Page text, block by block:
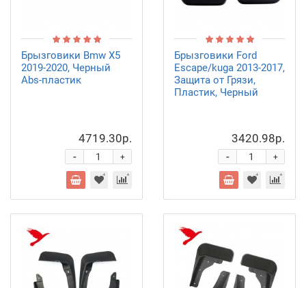
Брызговики Bmw X5
2019-2020, Черный
Abs-пластик
4719.30р.
+
-
Брызговики Ford
Escape/kuga 2013-2017,
Защита от Грязи,
Пластик, Черный
3420.98р.
+
-